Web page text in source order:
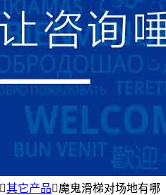
其它产品魔鬼滑梯对场地有哪